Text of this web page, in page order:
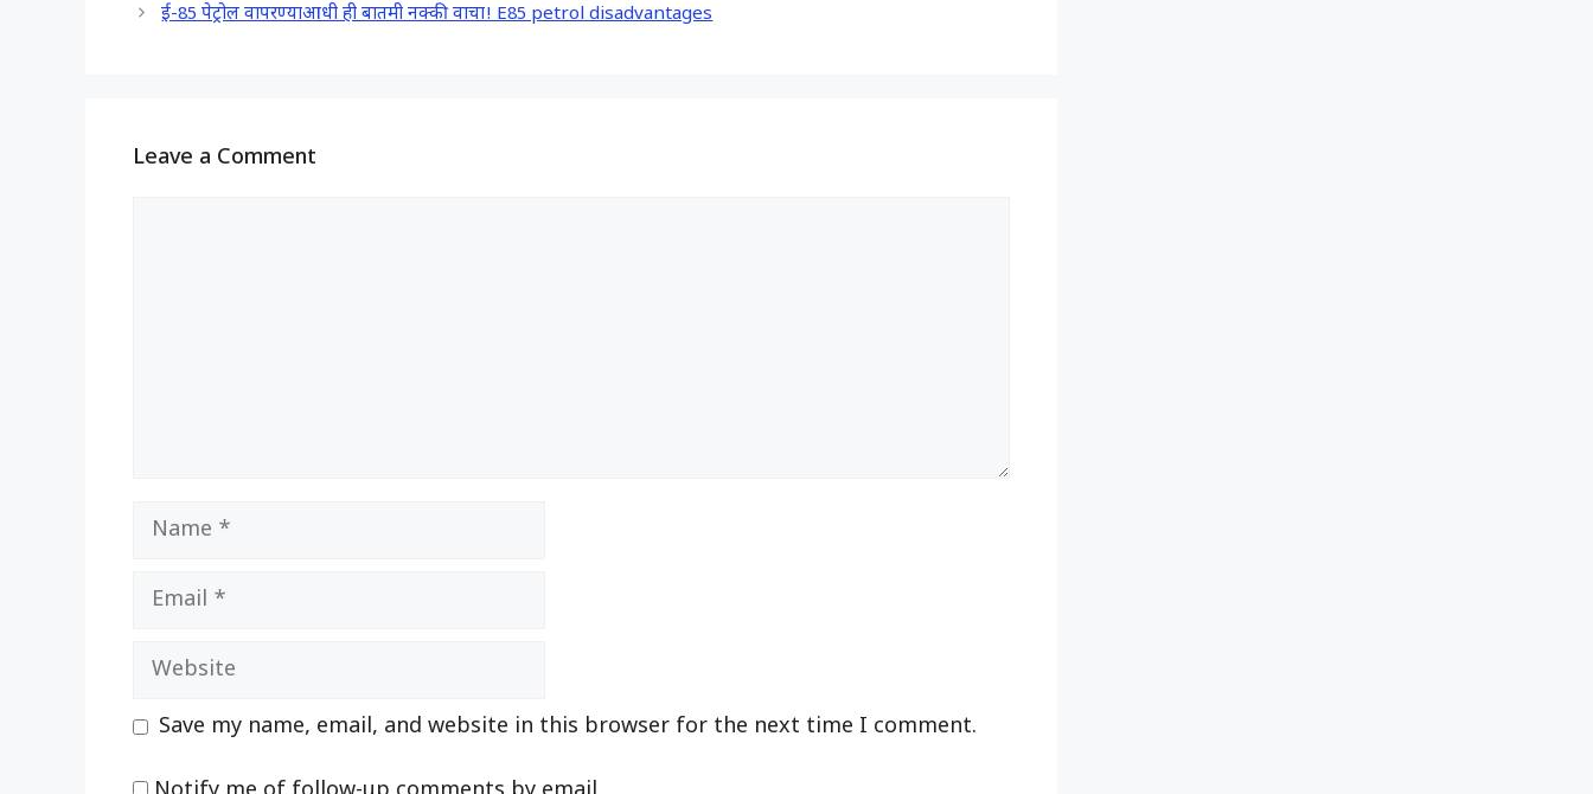
o
A
r
ई-85 पेट्रोल वापरण्याआधी ही बातमी नक्की वाचा! E85 petrol disadvantages
Leave a Comment
Name
Email
Website
Save my name, email, and website in this browser for the next time I comment.